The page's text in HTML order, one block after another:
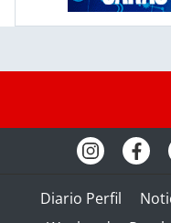
Diario Perfil